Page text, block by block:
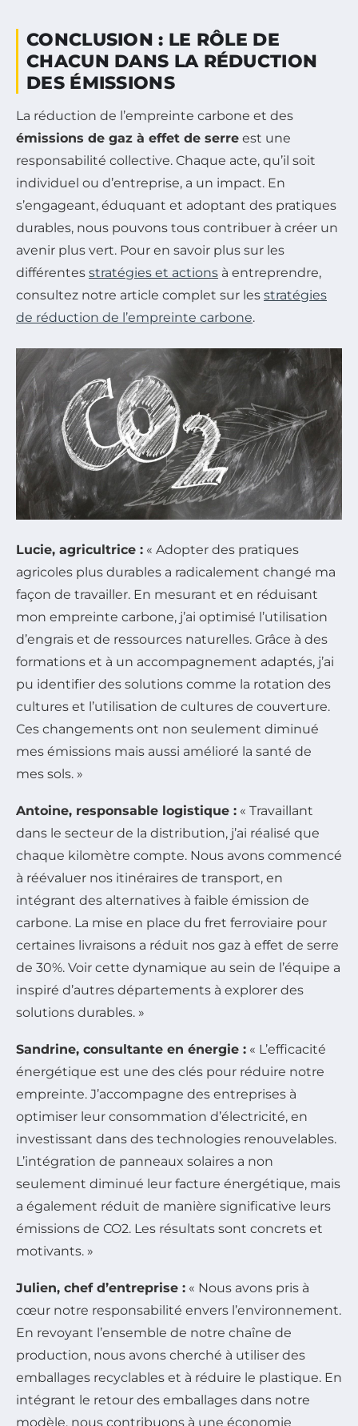
CONCLUSION : LE RÔLE DE
CHACUN DANS LA RÉDUCTION
DES ÉMISSIONS
La réduction de l’empreinte carbone et des
émissions de gaz à effet de serre est une
responsabilité collective. Chaque acte, qu’il soit
individuel ou d’entreprise, a un impact. En
s’engageant, éduquant et adoptant des pratiques
durables, nous pouvons tous contribuer à créer un
avenir plus vert. Pour en savoir plus sur les
différentes stratégies et actions à entreprendre,
consultez notre article complet sur les stratégies
de réduction de l’empreinte carbone.
Lucie, agricultrice : « Adopter des pratiques
agricoles plus durables a radicalement changé ma
façon de travailler. En mesurant et en réduisant
mon empreinte carbone, j’ai optimisé l’utilisation
d’engrais et de ressources naturelles. Grâce à des
formations et à un accompagnement adaptés, j’ai
pu identifier des solutions comme la rotation des
cultures et l’utilisation de cultures de couverture.
Ces changements ont non seulement diminué
mes émissions mais aussi amélioré la santé de
mes sols. »
Antoine, responsable logistique : « Travaillant
dans le secteur de la distribution, j’ai réalisé que
chaque kilomètre compte. Nous avons commencé
à réévaluer nos itinéraires de transport, en
intégrant des alternatives à faible émission de
carbone. La mise en place du fret ferroviaire pour
certaines livraisons a réduit nos gaz à effet de serre
de 30%. Voir cette dynamique au sein de l’équipe a
inspiré d’autres départements à explorer des
solutions durables. »
Sandrine, consultante en énergie : « L’efficacité
énergétique est une des clés pour réduire notre
empreinte. J’accompagne des entreprises à
optimiser leur consommation d’électricité, en
investissant dans des technologies renouvelables.
L’intégration de panneaux solaires a non
seulement diminué leur facture énergétique, mais
a également réduit de manière significative leurs
émissions de CO2. Les résultats sont concrets et
motivants. »
Julien, chef d’entreprise : « Nous avons pris à
cœur notre responsabilité envers l’environnement.
En revoyant l’ensemble de notre chaîne de
production, nous avons cherché à utiliser des
emballages recyclables et à réduire le plastique. En
intégrant le retour des emballages dans notre
modèle, nous contribuons à une économie